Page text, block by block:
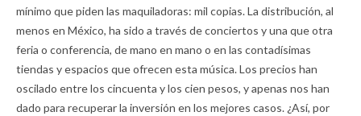
mínimo que piden las maquiladoras: mil copias. La distribución, al
menos en México, ha sido a través de conciertos y una que otra
feria o conferencia, de mano en mano o en las contadísimas
tiendas y espacios que ofrecen esta música. Los precios han
oscilado entre los cincuenta y los cien pesos, y apenas nos han
dado para recuperar la inversión en los mejores casos. ¿Así, por